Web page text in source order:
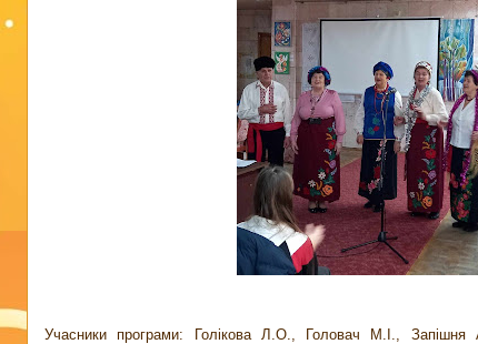
Учасники програми: Голікова Л.О., Головач М.І., Запішня